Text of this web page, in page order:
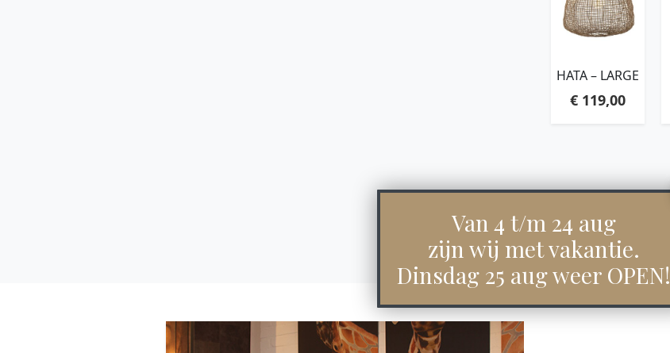
HATA – LARGE
€ 119,00
Van 4 t/m 24 aug
zijn wij met vakantie.
Dinsdag 25 aug weer OPEN!